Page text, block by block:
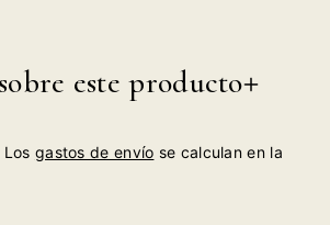
este producto
gastos de envío se calculan en la